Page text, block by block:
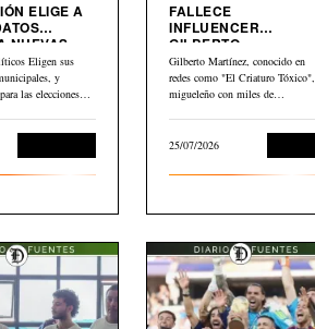
ELIGE A
NUEVAS
Eligen sus
y
las elecciones
FALLECE
INFLUENCER
GILBERTO
MARTINEZ”EL
CRIATURO TOXICO”
Gilberto Martínez, conocido en
redes como "El Criaturo Tóxico",
migueleño con miles de
25/07/2026